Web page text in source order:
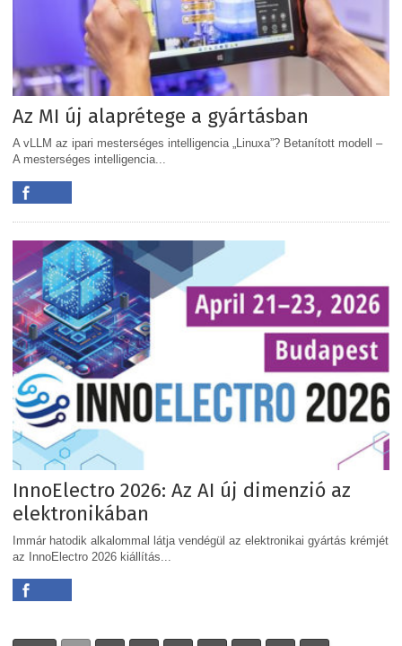
Az MI új alaprétege a gyártásban
A vLLM az ipari mesterséges intelligencia „Linuxa”? Betanított modell –
A mesterséges intelligencia...
InnoElectro 2026: Az AI új dimenzió az
elektronikában
Immár hatodik alkalommal látja vendégül az elektronikai gyártás krémjét
az InnoElectro 2026 kiállítás...